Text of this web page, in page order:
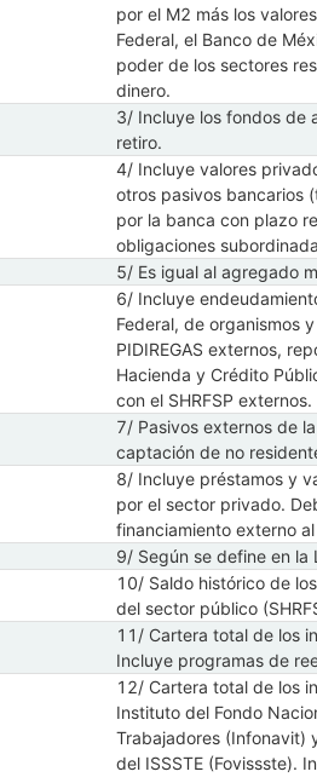
por el M2 más los
Federal, el Banco de
poder de los sectores
dinero.
3/ Incluye los fondos de
retiro.
4/ Incluye valores
otros pasivos bancarios
por la banca con plazo
obligaciones
5/ Es igual al agregado
6/ Incluye
Federal, de organismos
PIDIREGAS externos,
Hacienda y Crédito
con el SHRFSP externos.
7/ Pasivos externos de
captación de no
8/ Incluye préstamos y
por el sector privado.
financiamiento externo
9/ Según se define en la
10/ Saldo histórico de
del sector público
11/ Cartera total de los
Incluye programas de
12/ Cartera total de los
Instituto del Fondo
Trabajadores (Infonavit)
del ISSSTE (Fovissste).